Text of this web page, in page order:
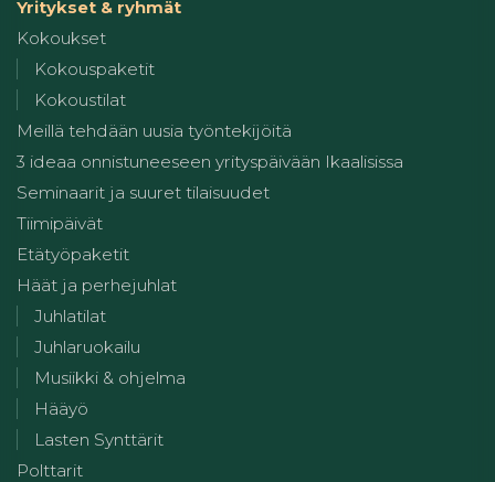
Yritykset & ryhmät
Kokoukset
Kokouspaketit
Kokoustilat
Meillä tehdään uusia työntekijöitä
3 ideaa onnistuneeseen yrityspäivään Ikaalisissa
Seminaarit ja suuret tilaisuudet
Tiimipäivät
Etätyöpaketit
Häät ja perhejuhlat
Juhlatilat
Juhlaruokailu
Musiikki & ohjelma
Hääyö
Lasten Synttärit
Polttarit